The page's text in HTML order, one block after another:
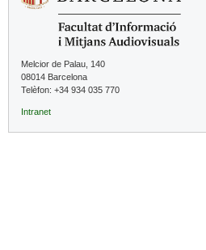
Melcior de Palau, 140
08014 Barcelona
Telèfon: +34 934 035 770
Intranet